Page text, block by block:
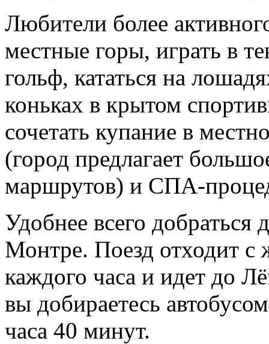
Любители более
местные горы, играть в
гольф, кататься на
коньках в крытом
сочетать купание в
(город предлагает
маршрутов) и СПА-
Удобнее всего
Монтре. Поезд отходит с
каждого часа и идет до
вы добираетесь
часа 40 минут.